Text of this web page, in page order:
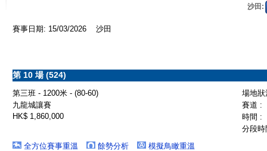
沙田:
賽事日期: 15/03/2026 沙田
第 10 場 (524)
第三班 - 1200米 - (80-60)
場地
九龍城讓賽
賽道 :
HK$ 1,860,000
時間 :
分段
全方位賽事重溫
餘勢分析 模擬鳥瞰重溫